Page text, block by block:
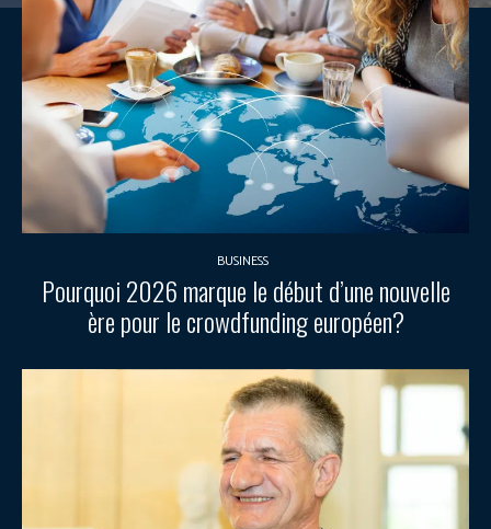
BUSINESS
Pourquoi 2026 marque le début d’une nouvelle
ère pour le crowdfunding européen?